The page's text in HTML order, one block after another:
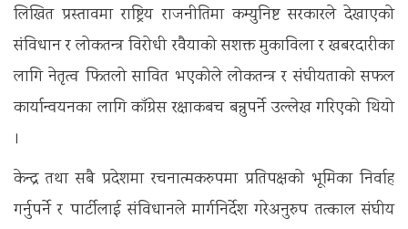
लिखित प्रस्तावमा राष्ट्रिय राजनीतिमा कम्युनिष्ट सरकारले देखाएको
संविधान र लोकतन्त्र विरोधी रवैयाको सशक्त मुकाविला र खबरदारीका
लागि नेतृत्व फितलो सावित भएकोले लोकतन्त्र र संघीयताको सफल
कार्यान्वयनका लागि काँग्रेस रक्षाकबच बन्नुपर्ने उल्लेख गरिएको थियो
।
केन्द्र तथा सबै प्रदेशमा रचनात्मकरुपमा प्रतिपक्षको भूमिका निर्वाह
गर्नुपर्ने र पार्टीलाई संविधानले मार्गनिर्देश गरेअनुरुप तत्काल संघीय